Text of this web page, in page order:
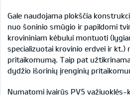
Gale naudojama plokščia
nuo šoninio smūgio ir papildomi
krovininiam kėbului montuoti
specializuotai krovinio erdvei ir kt.)
pritaikomumą. Taip pat
dydžio išorinių įrenginių
Numatomi įvairūs PV5 važiuoklės-